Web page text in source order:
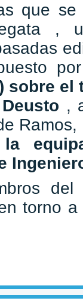
que se
,
el
,
la
del
torno